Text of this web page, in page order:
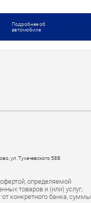
Подробнее об
автомобиле
ул. Тухачевского 58В
определяемой
товаров и (или) услуг,
от конкретного банка, суммы